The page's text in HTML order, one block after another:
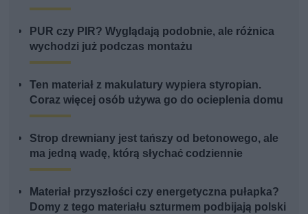
PUR czy PIR? Wyglądają podobnie, ale różnica
wychodzi już podczas montażu
Ten materiał z makulatury wypiera styropian.
Coraz więcej osób używa go do ocieplenia domu
Strop drewniany jest tańszy od betonowego, ale
ma jedną wadę, którą słychać codziennie
Materiał przyszłości czy energetyczna pułapka?
Domy z tego materiału szturmem podbijają polski